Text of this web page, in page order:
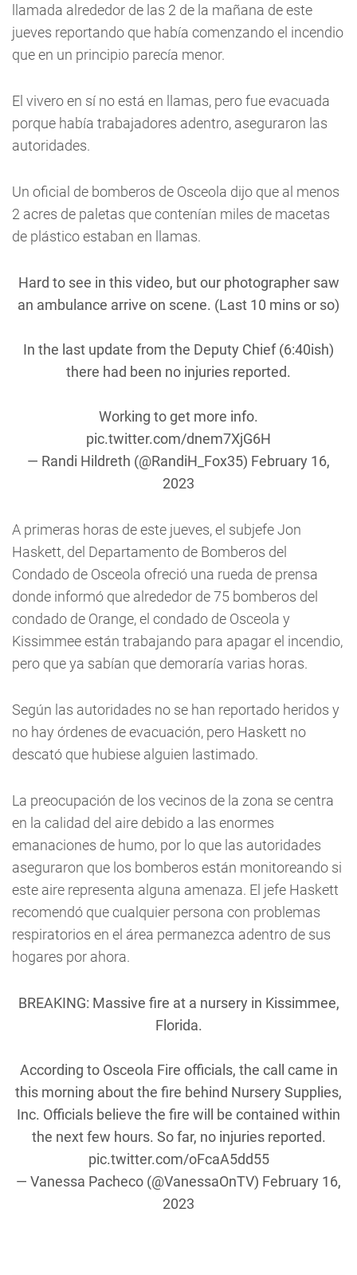
llamada alrededor de las 2 de la mañana de este
jueves reportando que había comenzando el incendio
que en un principio parecía menor.
El vivero en sí no está en llamas, pero fue evacuada
porque había trabajadores adentro, aseguraron las
autoridades.
Un oficial de bomberos de Osceola dijo que al menos
2 acres de paletas que contenían miles de macetas
de plástico estaban en llamas.
Hard to see in this video, but our photographer saw
an ambulance arrive on scene. (Last 10 mins or so)
In the last update from the Deputy Chief (6:40ish)
there had been no injuries reported.
Working to get more info.
pic.twitter.com/dnem7XjG6H
— Randi Hildreth (@RandiH_Fox35) February 16,
2023
A primeras horas de este jueves, el subjefe Jon
Haskett, del Departamento de Bomberos del
Condado de Osceola ofreció una rueda de prensa
donde informó que alrededor de 75 bomberos del
condado de Orange, el condado de Osceola y
Kissimmee están trabajando para apagar el incendio,
pero que ya sabían que demoraría varias horas.
Según las autoridades no se han reportado heridos y
no hay órdenes de evacuación, pero Haskett no
descató que hubiese alguien lastimado.
La preocupación de los vecinos de la zona se centra
en la calidad del aire debido a las enormes
emanaciones de humo, por lo que las autoridades
aseguraron que los bomberos están monitoreando si
este aire representa alguna amenaza. El jefe Haskett
recomendó que cualquier persona con problemas
respiratorios en el área permanezca adentro de sus
hogares por ahora.
BREAKING: Massive fire at a nursery in Kissimmee,
Florida.
According to Osceola Fire officials, the call came in
this morning about the fire behind Nursery Supplies,
Inc. Officials believe the fire will be contained within
the next few hours. So far, no injuries reported.
pic.twitter.com/oFcaA5dd55
— Vanessa Pacheco (@VanessaOnTV) February 16,
2023